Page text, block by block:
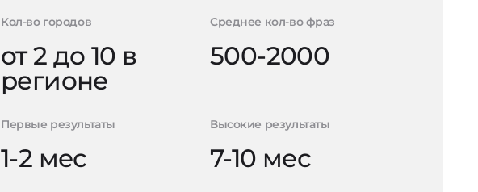
Кол-во городов
от 2 до 10 в
регионе
Среднее кол-во фраз
500-2000
Первые результаты
1-2 мес
Высокие результаты
7-10 мес